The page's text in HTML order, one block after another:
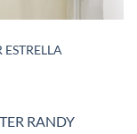
ESTRELLA